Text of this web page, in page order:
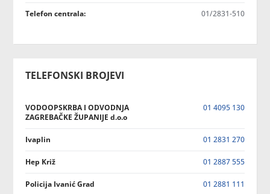
Telefon centrala: 01/2831-510
TELEFONSKI BROJEVI
VODOOPSKRBA I ODVODNJA
ZAGREBAČKE ŽUPANIJE d.o.o
01 4095 130
Ivaplin 01 2831 270
Hep Križ 01 2887 555
Policija Ivanić Grad 01 2881 111